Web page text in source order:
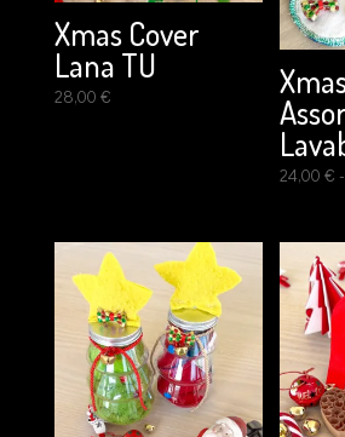
Xmas Cover
Lana TU
28,00 €
24,00€ -